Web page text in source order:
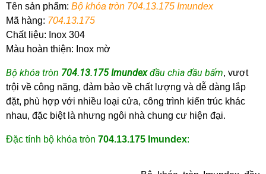
Tên sản phẩm: Bộ khóa tròn 704.13.175 Imundex
Mã hàng: 704.13.175
Chất liệu: Inox 304
Màu hoàn thiện: Inox mờ
Bộ khóa tròn 704.13.175 Imundexđầu chìa đầu bấm, vượt
trội về công năng, đảm bảo về chất lượng và dễ dàng lắp
đặt, phù hợp với nhiều loại cửa, công trình kiến trúc khác
nhau, đặc biệt là nhưng ngôi nhà chung cư hiện đại.
Đặc tính bộ khóa tròn 704.13.175 Imundex: